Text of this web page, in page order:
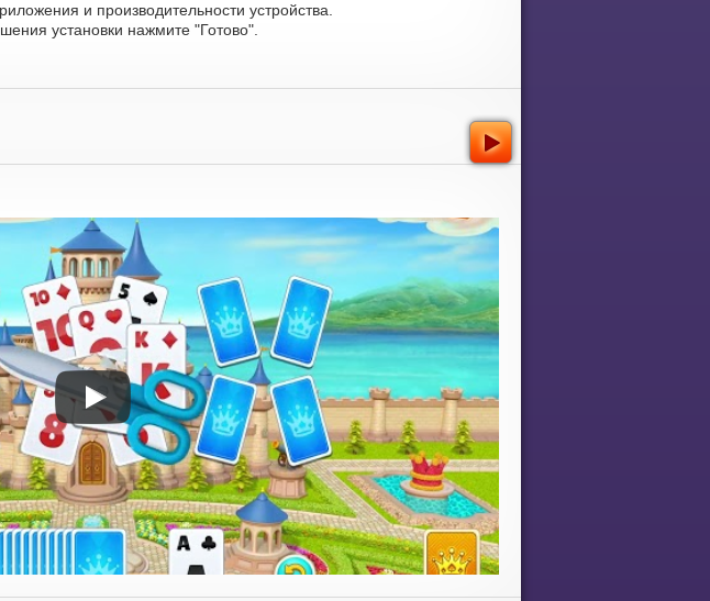
и производительности устройства.
установки нажмите "Готово".